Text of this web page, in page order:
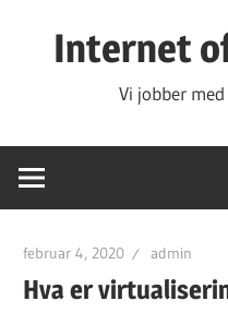
Internet
Vi jobber
februar 4, 2020 admin
Hva er